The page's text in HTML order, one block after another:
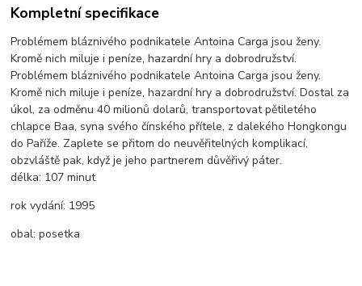
Kompletní specifikace
Problémem bláznivého podnikatele Antoina Carga jsou ženy.
Kromě nich miluje i peníze, hazardní hry a dobrodružství.
Problémem bláznivého podnikatele Antoina Carga jsou ženy.
Kromě nich miluje i peníze, hazardní hry a dobrodružství. Dostal za
úkol, za odměnu 40 milionů dolarů, transportovat pětiletého
chlapce Baa, syna svého čínského přítele, z dalekého Hongkongu
do Paříže. Zaplete se přitom do neuvěřitelných komplikací,
obzvláště pak, když je jeho partnerem důvěřivý páter.
délka: 107 minut
rok vydání: 1995
obal: posetka